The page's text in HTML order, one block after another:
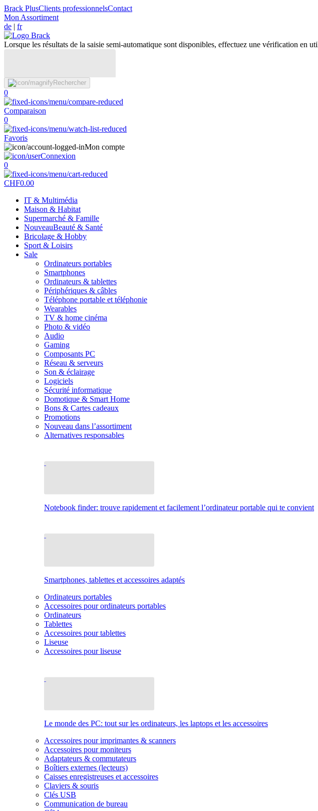
Brack PlusClients professionnelsContact
Mon Assortiment
de | fr
Lorsque les résultats de la saisie semi-automatique sont disponibles, effectuez une vérification en
Rechercher
0
Comparaison
0
Favoris
Mon compte
Connexion
0
CHF0.00
IT & Multimédia
Maison & Habitat
Supermarché & Famille
NouveauBeauté & Santé
Bricolage & Hobby
Sport & Loisirs
Sale
Ordinateurs portables
Smartphones
Ordinateurs & tablettes
Périphériques & câbles
Téléphone portable et téléphonie
Wearables
TV & home cinéma
Photo & vidéo
Audio
Gaming
Composants PC
Réseau & serveurs
Son & éclairage
Logiciels
Sécurité informatique
Domotique & Smart Home
Bons & Cartes cadeaux
Promotions
Nouveau dans l’assortiment
Alternatives responsables
Notebook finder: trouve rapidement et facilement l’ordinateur portable qui te convient
Smartphones, tablettes et accessoires adaptés
Ordinateurs portables
Accessoires pour ordinateurs portables
Ordinateurs
Tablettes
Accessoires pour tablettes
Liseuse
Accessoires pour liseuse
Le monde des PC: tout sur les ordinateurs, les laptops et les accessoires
Accessoires pour imprimantes & scanners
Accessoires pour moniteurs
Adaptateurs & commutateurs
Boîtiers externes (lecteurs)
Caisses enregistreuses et accessoires
Claviers & souris
Clés USB
Communication de bureau